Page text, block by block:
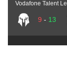
Vodafone Talent
9 - 13